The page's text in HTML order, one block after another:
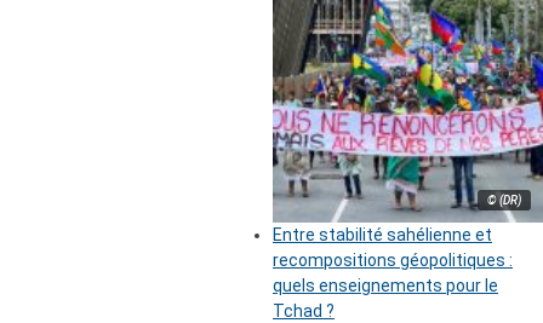
© (DR)
Entre stabilité sahélienne et
recompositions géopolitiques :
quels enseignements pour le
Tchad ?